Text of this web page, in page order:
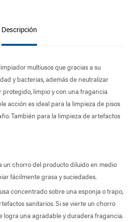
Descripción
multiusos que gracias a su
y bacterias, además de neutralizar
protegido, limpio y con una fragancia
acción es ideal para la limpieza de pisos
También para la limpieza de artefactos
un chorro del producto diluido en medio
fácilmente grasa y suciedades.
concentrado sobre una esponja o trapo,
sanitarios. Si se vierte un chorro
logra una agradable y duradera fragancia.